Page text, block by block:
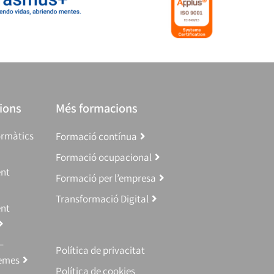
Més formacions
Formació contínua
Formació ocupacional
Formació per l’empresa
Transformació Digital
Política de privacitat
Política de cookies